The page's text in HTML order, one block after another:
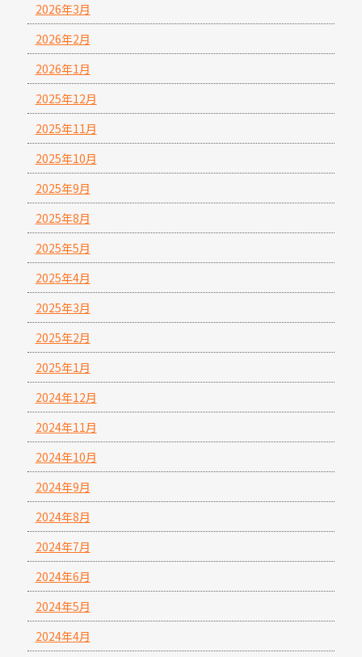
2026年3月
2026年2月
2026年1月
2025年12月
2025年11月
2025年10月
2025年9月
2025年8月
2025年5月
2025年4月
2025年3月
2025年2月
2025年1月
2024年12月
2024年11月
2024年10月
2024年9月
2024年8月
2024年7月
2024年6月
2024年5月
2024年4月